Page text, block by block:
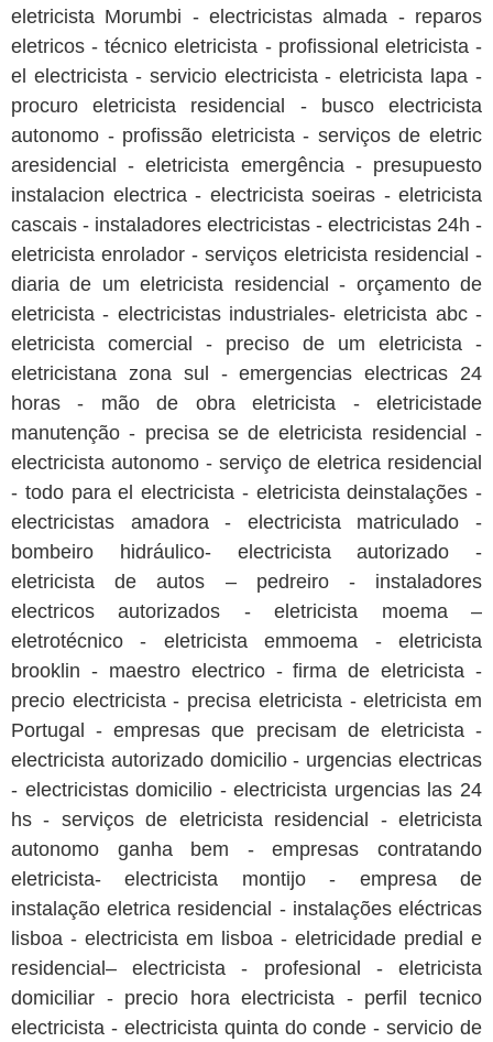
eletricista Morumbi - electricistas almada - reparos
eletricos - técnico eletricista - profissional eletricista -
el electricista - servicio electricista - eletricista lapa -
procuro eletricista residencial - busco electricista
autonomo - profissão eletricista - serviços de eletric
aresidencial - eletricista emergência - presupuesto
instalacion electrica - electricista soeiras - eletricista
cascais - instaladores electricistas - electricistas 24h -
eletricista enrolador - serviços eletricista residencial -
diaria de um eletricista residencial - orçamento de
eletricista - electricistas industriales- eletricista abc -
eletricista comercial - preciso de um eletricista -
eletricistana zona sul - emergencias electricas 24
horas - mão de obra eletricista - eletricistade
manutenção - precisa se de eletricista residencial -
electricista autonomo - serviço de eletrica residencial
- todo para el electricista - eletricista deinstalações -
electricistas amadora - electricista matriculado -
bombeiro hidráulico- electricista autorizado -
eletricista de autos – pedreiro - instaladores
electricos autorizados - eletricista moema –
eletrotécnico - eletricista emmoema - eletricista
brooklin - maestro electrico - firma de eletricista -
precio electricista - precisa eletricista - eletricista em
Portugal - empresas que precisam de eletricista -
electricista autorizado domicilio - urgencias electricas
- electricistas domicilio - electricista urgencias las 24
hs - serviços de eletricista residencial - eletricista
autonomo ganha bem - empresas contratando
eletricista- electricista montijo - empresa de
instalação eletrica residencial - instalações eléctricas
lisboa - electricista em lisboa - eletricidade predial e
residencial– electricista - profesional - eletricista
domiciliar - precio hora electricista - perfil tecnico
electricista - electricista quinta do conde - servicio de